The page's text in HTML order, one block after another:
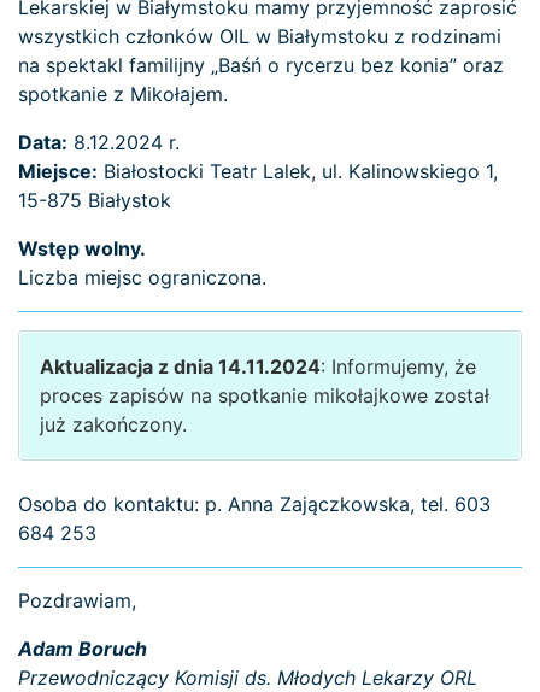
Lekarskiej w Białymstoku mamy przyjemność zaprosić
wszystkich członków OIL w Białymstoku z rodzinami
na spektakl familijny „Baśń o rycerzu bez konia” oraz
spotkanie z Mikołajem.
Data: 8.12.2024 r.
Miejsce: Białostocki Teatr Lalek, ul. Kalinowskiego 1,
15-875 Białystok
Wstęp wolny.
Liczba miejsc ograniczona.
Aktualizacja z dnia 14.11.2024: Informujemy, że
proces zapisów na spotkanie mikołajkowe został
już zakończony.
Osoba do kontaktu: p. Anna Zajączkowska, tel. 603
684 253
Pozdrawiam,
Adam Boruch
Przewodniczący Komisji ds. Młodych Lekarzy ORL